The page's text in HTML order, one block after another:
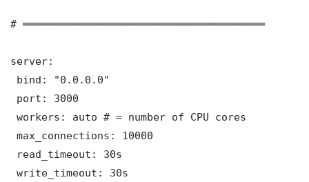
# ═══════════════════════════════════════
server:
bind: "0.0.0.0"
port: 3000
workers: auto # = number of CPU cores
max_connections: 10000
read_timeout: 30s
write_timeout: 30s